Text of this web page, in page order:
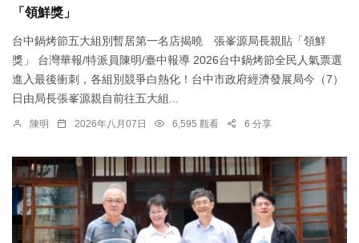
「領鮮獎」
台中鍋烤節五大組別暫居第一名店揭曉 張峯源局長親貼「領鮮
獎」 台灣華報/特派員陳明/臺中報導 2026台中鍋烤節全民人氣票選
進入最後衝刺，各組別競爭白熱化！台中市政府經濟發展局今（7）
日由局長張峯源親自前往五大組...
陳明 2026年八月07日 6,595 觀看 6 分享